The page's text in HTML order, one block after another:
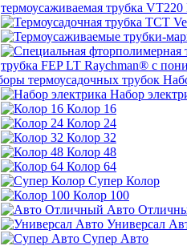
термоусаживаемая трубка
трубка FEP LT Raychman® с
Набор
Колор 16
Колор 24
Колор 32
Колор 48
Колор 64
Супер Колор
Колор 100
Авто
Универсал
Супер Авто